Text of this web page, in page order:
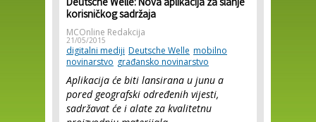
Deutsche Welle: Nova aplikacija za slanje
korisničkog sadržaja
MCOnline Redakcija
21/05/2015
digitalni mediji Deutsche Welle mobilno
novinarstvo građansko novinarstvo
Aplikacija će biti lansirana u junu a
pored geografski određenih vijesti,
sadržavat će i alate za kvalitetnu